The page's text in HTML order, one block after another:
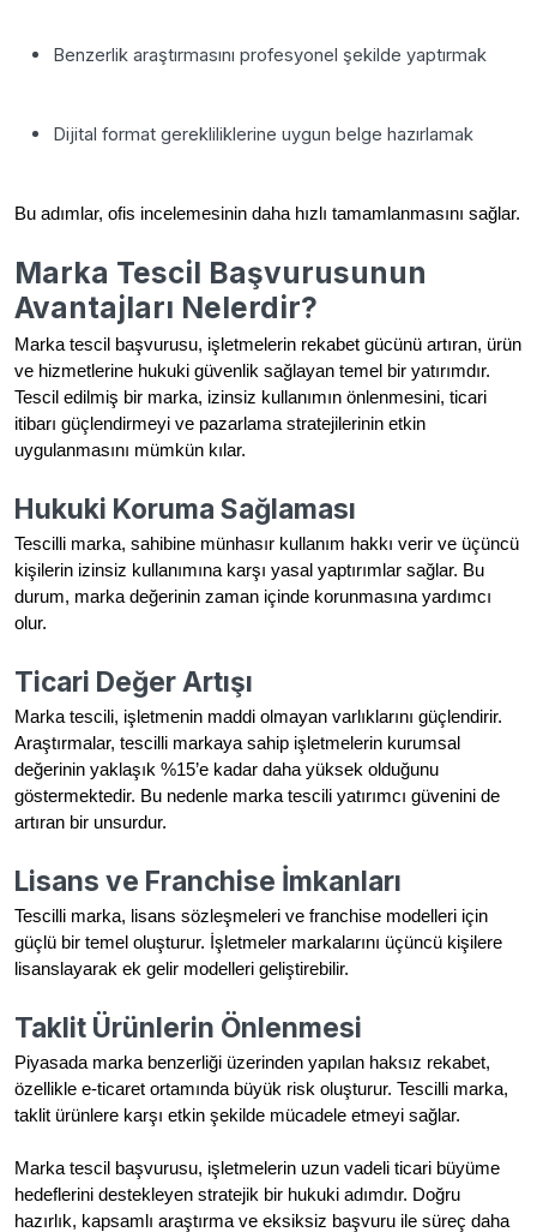
Benzerlik araştırmasını profesyonel şekilde yaptırmak
Dijital format gerekliliklerine uygun belge hazırlamak
Bu adımlar, ofis incelemesinin daha hızlı tamamlanmasını sağlar.
Marka Tescil Başvurusunun
Avantajları Nelerdir?
Marka tescil başvurusu, işletmelerin rekabet gücünü artıran, ürün
ve hizmetlerine hukuki güvenlik sağlayan temel bir yatırımdır.
Tescil edilmiş bir marka, izinsiz kullanımın önlenmesini, ticari
itibarı güçlendirmeyi ve pazarlama stratejilerinin etkin
uygulanmasını mümkün kılar.
Hukuki Koruma Sağlaması
Tescilli marka, sahibine münhasır kullanım hakkı verir ve üçüncü
kişilerin izinsiz kullanımına karşı yasal yaptırımlar sağlar. Bu
durum, marka değerinin zaman içinde korunmasına yardımcı
olur.
Ticari Değer Artışı
Marka tescili, işletmenin maddi olmayan varlıklarını güçlendirir.
Araştırmalar, tescilli markaya sahip işletmelerin kurumsal
değerinin yaklaşık %15’e kadar daha yüksek olduğunu
göstermektedir. Bu nedenle marka tescili yatırımcı güvenini de
artıran bir unsurdur.
Lisans ve Franchise İmkanları
Tescilli marka, lisans sözleşmeleri ve franchise modelleri için
güçlü bir temel oluşturur. İşletmeler markalarını üçüncü kişilere
lisanslayarak ek gelir modelleri geliştirebilir.
Taklit Ürünlerin Önlenmesi
Piyasada marka benzerliği üzerinden yapılan haksız rekabet,
özellikle e-ticaret ortamında büyük risk oluşturur. Tescilli marka,
taklit ürünlere karşı etkin şekilde mücadele etmeyi sağlar.
Marka tescil başvurusu, işletmelerin uzun vadeli ticari büyüme
hedeflerini destekleyen stratejik bir hukuki adımdır. Doğru
hazırlık, kapsamlı araştırma ve eksiksiz başvuru ile süreç daha